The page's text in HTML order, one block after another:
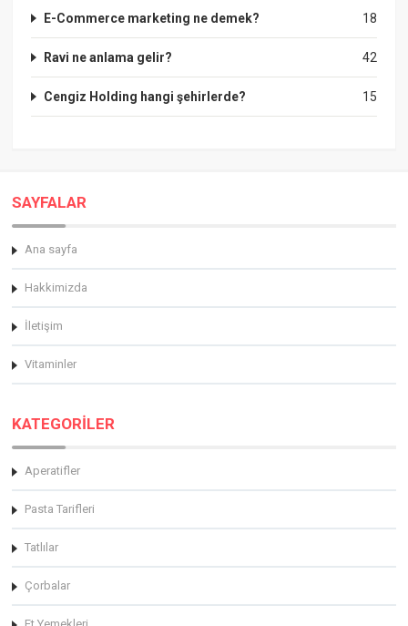
18
E-Commerce marketing ne demek?
42
Ravi ne anlama gelir?
15
Cengiz Holding hangi şehirlerde?
SAYFALAR
Ana sayfa
Hakkimizda
İletişim
Vitaminler
KATEGORİLER
Aperatifler
Pasta Tarifleri
Tatlılar
Çorbalar